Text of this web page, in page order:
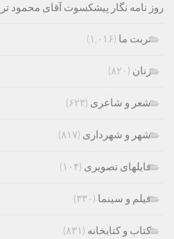
روز نامه نگار پیشکسوت آقای محمود
تربت ما (۱,۰۱۶)
زنان (۸۲۰)
شعر و شاعری (۶۲۳)
شهر و شهرداری (۸۱۷)
فایلهای تصویری (۱۰۴)
فیلم و سینما (۳۳۰)
کتاب و کتابخانه (۸۳۱)